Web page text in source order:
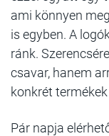
ami könnyen
is egyben. A
ránk.
csavar, hanem
konkrét
Pár napja